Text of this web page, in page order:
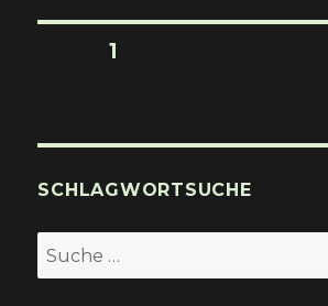
Beiträge
SEITE1
SCHLAGWORTSUCHE
Suche
nach: